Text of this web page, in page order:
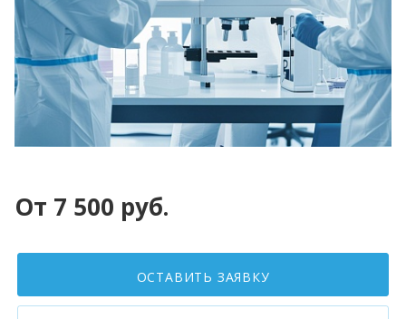
От 7 500 руб.
ОСТАВИТЬ ЗАЯВКУ